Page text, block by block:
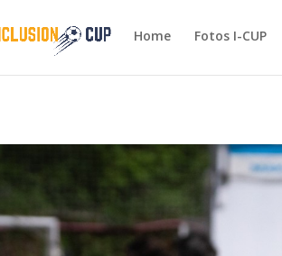
Home Fotos I-CUP